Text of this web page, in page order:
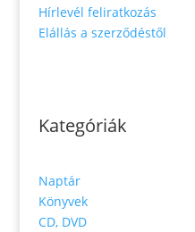
Hírlevél feliratkozás
Elállás a szerződéstől
Kategóriák
Naptár
Könyvek
CD, DVD